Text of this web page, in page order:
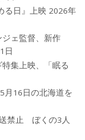
る日』上映 2026年
ェ監督、新作
日
集上映、「眠る
月16日の北海道を
禁止 ぼくの3人